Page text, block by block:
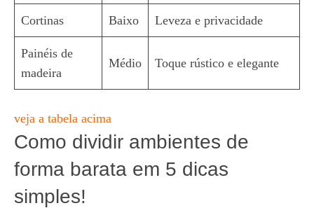
Cortinas Baixo Leveza e privacidade
Painéis de
madeira
Médio Toque rústico e elegante
veja a tabela acima
Como dividir ambientes de
forma barata em 5 dicas
simples!